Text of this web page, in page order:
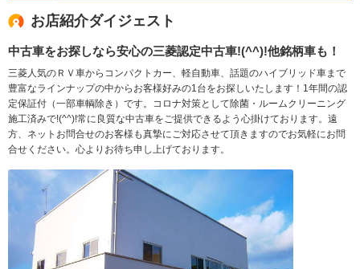
お店紹介ダイジェスト
中古車をお探しなら安心の三菱認定中古車!(^^)!他銘柄車も！
三菱人気のＲＶ車からコンパクトカー、軽自動車、話題のハイブリッド車まで
豊富なラインナップの中からお客様好みの1台をお探しいたします！1年間の認
定保証付（一部車輌除き）です。コロナ対策として除菌・ルームクリーニング
施工済みで!(^^)!常に良質な中古車をご提供できるよう心掛けております。遠
方、ネットお問合せのお客様も真摯にご対応させて頂きますのでお気軽にお問
合せください。心よりお待ち申し上げております。